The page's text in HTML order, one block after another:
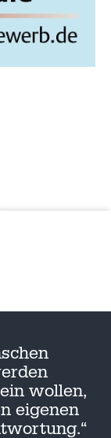
wollen,
eigenen